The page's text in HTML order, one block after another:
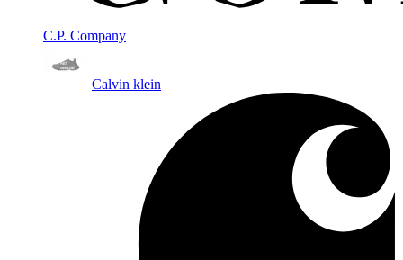
C.P. Company
Calvin klein